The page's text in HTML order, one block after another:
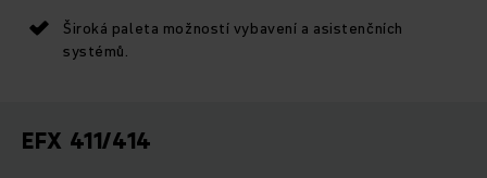
Široká paleta možností vybavení a asistenčních
systémů.
EFX 411/414